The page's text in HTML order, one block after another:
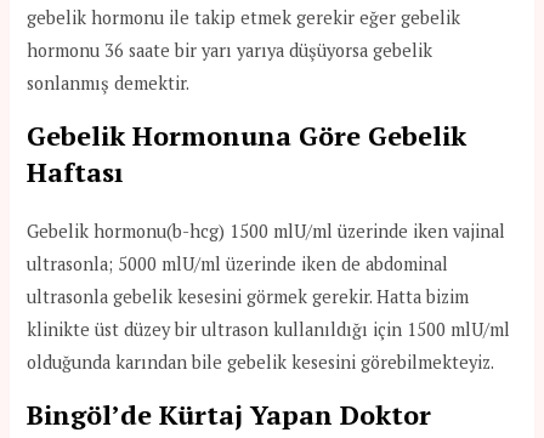
gebelik hormonu ile takip etmek gerekir eğer gebelik
hormonu 36 saate bir yarı yarıya düşüyorsa gebelik
sonlanmış demektir.
Gebelik Hormonuna Göre Gebelik
Haftası
Gebelik hormonu(b-hcg) 1500 mlU/ml üzerinde iken vajinal
ultrasonla; 5000 mlU/ml üzerinde iken de abdominal
ultrasonla gebelik kesesini görmek gerekir. Hatta bizim
klinikte üst düzey bir ultrason kullanıldığı için 1500 mlU/ml
olduğunda karından bile gebelik kesesini görebilmekteyiz.
Bingöl’de Kürtaj Yapan Doktor